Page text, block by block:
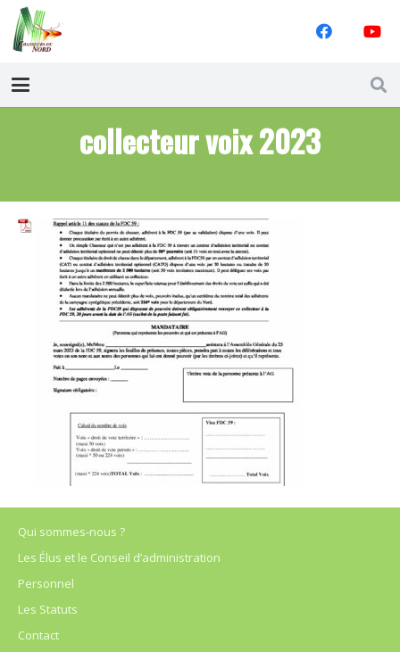
collecteur voix 2023
Qui sommes-nous ?
Les Élus et le Conseil d’administration
Personnel
Les Statuts
Contact